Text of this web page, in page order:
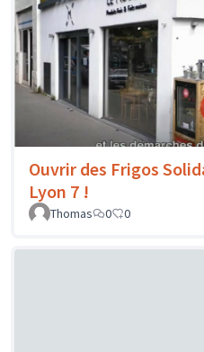
Ouvrir des Frigos
Lyon 7 !
Thomas
0 0